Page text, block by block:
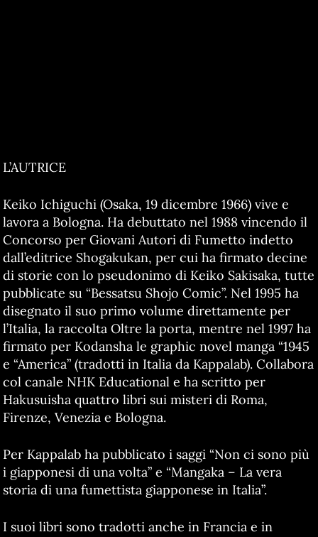
L’AUTRICE
Keiko Ichiguchi (Osaka, 19 dicembre 1966) vive e
lavora a Bologna. Ha debuttato nel 1988 vincendo il
Concorso per Giovani Autori di Fumetto indetto
dall’editrice Shogakukan, per cui ha firmato decine
di storie con lo pseudonimo di Keiko Sakisaka, tutte
pubblicate su “Bessatsu Shojo Comic”. Nel 1995 ha
disegnato il suo primo volume direttamente per
l’Italia, la raccolta Oltre la porta, mentre nel 1997 ha
firmato per Kodansha le graphic novel manga “1945
e “America” (tradotti in Italia da Kappalab). Collabora
col canale NHK Educational e ha scritto per
Hakusuisha quattro libri sui misteri di Roma,
Firenze, Venezia e Bologna.
Per Kappalab ha pubblicato i saggi “Non ci sono più
i giapponesi di una volta” e “Mangaka – La vera
storia di una fumettista giapponese in Italia”.
I suoi libri sono tradotti anche in Francia e in